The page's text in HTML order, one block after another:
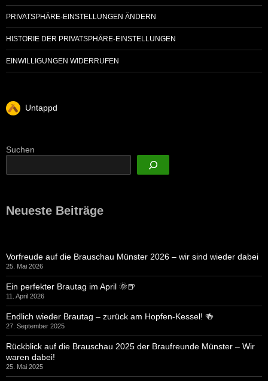
PRIVATSPHÄRE-EINSTELLUNGEN ÄNDERN
HISTORIE DER PRIVATSPHÄRE-EINSTELLUNGEN
EINWILLIGUNGEN WIDERRUFEN
Untappd
Suchen
Neueste Beiträge
Vorfreude auf die Brauschau Münster 2026 – wir sind wieder dabei
25. Mai 2026
Ein perfekter Brautag im April 🌞🍺
11. April 2026
Endlich wieder Brautag – zurück am Hopfen-Kessel! 🍻
27. September 2025
Rückblick auf die Brauschau 2025 der Braufreunde Münster – Wir
waren dabei!
25. Mai 2025